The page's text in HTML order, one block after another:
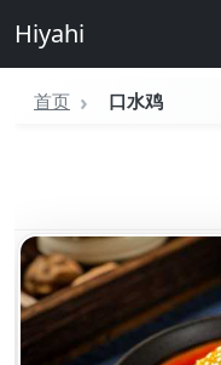
Hiyahi
首页 口水鸡